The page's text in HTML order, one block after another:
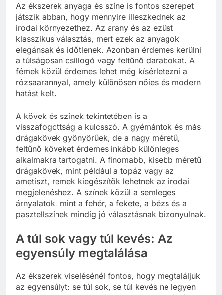
Az ékszerek anyaga és színe is fontos szerepet
játszik abban, hogy mennyire illeszkednek az
irodai környezethez. Az arany és az ezüst
klasszikus választás, mert ezek az anyagok
elegánsak és időtlenek. Azonban érdemes kerülni
a túlságosan csillogó vagy feltűnő darabokat. A
fémek közül érdemes lehet még kísérletezni a
rózsaarannyal, amely különösen nőies és modern
hatást kelt.
A kövek és színek tekintetében is a
visszafogottság a kulcsszó. A gyémántok és más
drágakövek gyönyörűek, de a nagy méretű,
feltűnő köveket érdemes inkább különleges
alkalmakra tartogatni. A finomabb, kisebb méretű
drágakövek, mint például a topáz vagy az
ametiszt, remek kiegészítők lehetnek az irodai
megjelenéshez. A színek közül a semleges
árnyalatok, mint a fehér, a fekete, a bézs és a
pasztellszínek mindig jó választásnak bizonyulnak.
A túl sok vagy túl kevés: Az
egyensúly megtalálása
Az ékszerek viselésénél fontos, hogy megtaláljuk
az egyensúlyt: se túl sok, se túl kevés ne legyen